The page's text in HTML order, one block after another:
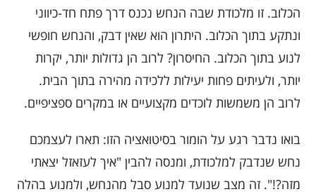
הכלוב. זו מלכודת שבה הנחש נכנס דרך פתח חד-כיווני
ונתקע בתוך הכלוב. היתרון הוא שאין דבק, והנחש חופשי
לנוע בתוך הכלוב. החיסרון? לרוב הן גדולות יותר, יקרות
יותר, ולעיתים פחות יעילות ללכידה מהירה בתוך הבית.
לרוב הן משמשות לוכדים מקצועיים או במקרים ספציפיים.
בואו נדבר רגע על הומור בסיטואציה הזו: תארו לעצמכם
נחש שנדבק למלכודת, ומנסה להבין "איך לעזאזל יצאתי
מזה?!". זה מצב שנועד למנוע סבל מהנחש, ולמנוע בהלה